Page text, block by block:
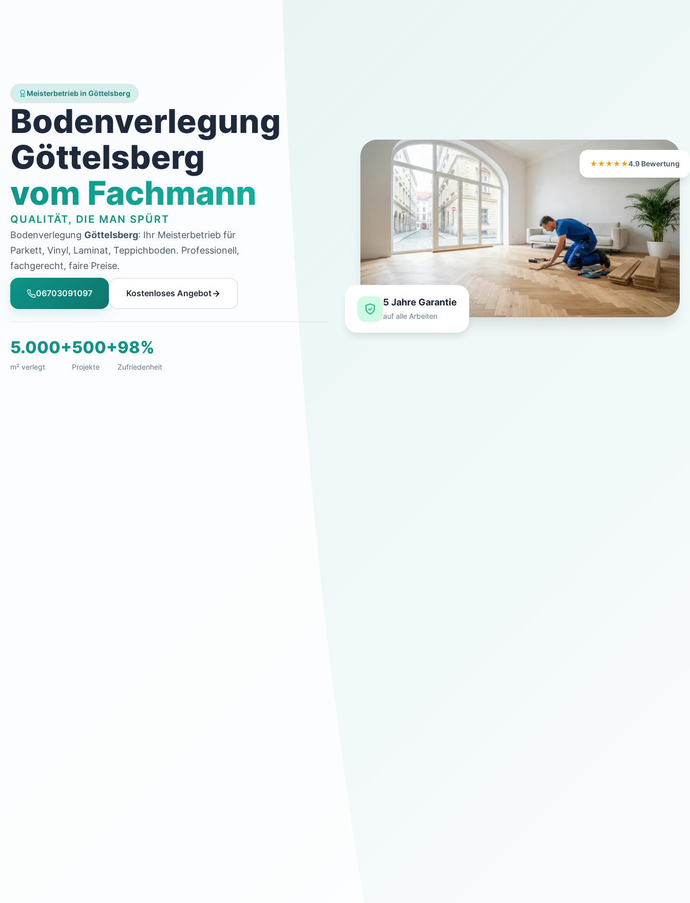
Meisterbetrieb in Göttelsberg
Bodenverlegung
Göttelsberg
vom Fachmann
QUALITÄT, DIE MAN SPÜRT
Bodenverlegung Göttelsberg: Ihr Meisterbetrieb für
Parkett, Vinyl, Laminat, Teppichboden. Professionell,
fachgerecht, faire Preise.
06703091097 Kostenloses Angebot
5.000+
m² verlegt
500+
Projekte
98%
Zufriedenheit
5 Jahre Garantie
auf alle Arbeiten
★★★★★4.9 Bewertung